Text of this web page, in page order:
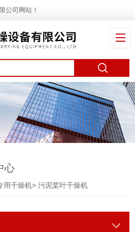
公司网站！
心
用干燥机>污泥桨叶干燥机